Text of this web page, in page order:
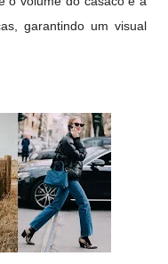
garantindo um visual